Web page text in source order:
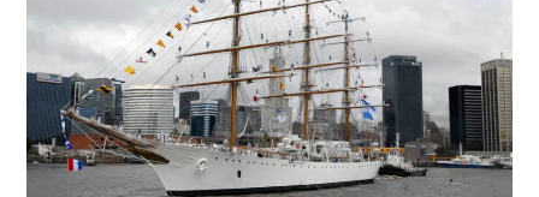
Centralista